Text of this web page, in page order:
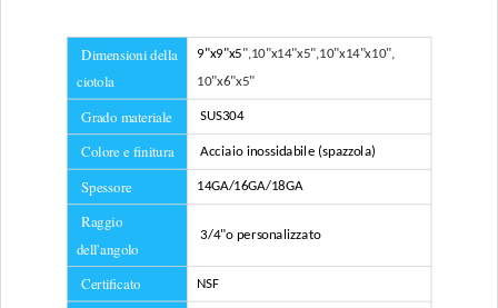
Dimensioni della
ciotola
9"x9"x5",10"x14"x5",10"x14"x10",
10"x6"x5"
Grado materiale SUS304
Colore e finitura Acciaio inossidabile (spazzola)
Spessore 14GA/16GA/18GA
Raggio
dell'angolo
3/4"o personalizzato
Certificato NSF